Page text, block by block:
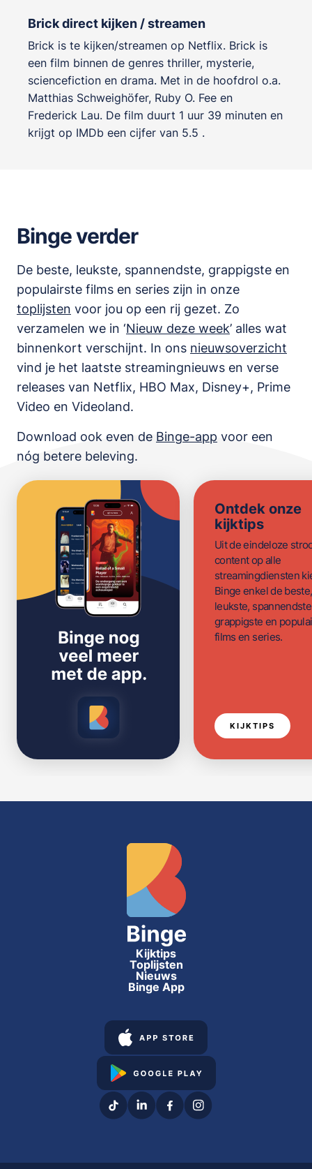
Brick direct kijken / streamen
Brick is te kijken/streamen op Netflix. Brick is
een film binnen de genres thriller, mysterie,
sciencefiction en drama. Met in de hoofdrol o.a.
Matthias Schweighöfer, Ruby O. Fee en
Frederick Lau. De film duurt 1 uur 39 minuten en
krijgt op IMDb een cijfer van 5.5 .
Binge verder
De beste, leukste, spannendste, grappigste en
populairste films en series zijn in onze
toplijsten voor jou op een rij gezet. Zo
verzamelen we in ‘Nieuw deze week’ alles wat
binnenkort verschijnt. In ons nieuwsoverzicht
vind je het laatste streamingnieuws en verse
releases van Netflix, HBO Max, Disney+, Prime
Video en Videoland.
Download ook even de Binge-app voor een
nóg betere beleving.
Ontdek onze
kijktips
Uit de eindeloze
content op alle
streamingdiensten
Binge enkel de beste,
leukste,
grappigste en
films en series.
KIJKTIPS
Kijktips
Toplijsten
Nieuws
Binge App